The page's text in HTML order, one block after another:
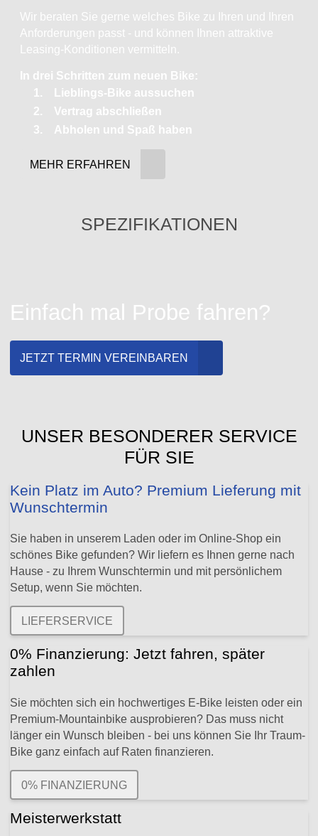
Wir beraten Sie gerne welches Bike zu Ihren und Ihren
Anforderungen passt - und können Ihnen attraktive
Leasing-Konditionen vermitteln.
In drei Schritten zum neuen Bike:
Lieblings-Bike aussuchen
Vertrag abschließen
Abholen und Spaß haben
MEHR ERFAHREN
SPEZIFIKATIONEN
Einfach mal Probe fahren?
JETZT TERMIN VEREINBAREN
UNSER BESONDERER SERVICE
FÜR SIE
Kein Platz im Auto? Premium Lieferung mit
Wunschtermin
Sie haben in unserem Laden oder im Online-Shop ein
schönes Bike gefunden? Wir liefern es Ihnen gerne nach
Hause - zu Ihrem Wunschtermin und mit persönlichem
Setup, wenn Sie möchten.
LIEFERSERVICE
0% Finanzierung: Jetzt fahren, später
zahlen
Sie möchten sich ein hochwertiges E-Bike leisten oder ein
Premium-Mountainbike ausprobieren? Das muss nicht
länger ein Wunsch bleiben - bei uns können Sie Ihr Traum-
Bike ganz einfach auf Raten finanzieren.
0% FINANZIERUNG
Meisterwerkstatt